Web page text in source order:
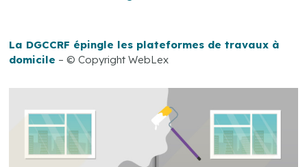
La DGCCRF épingle les plateformes de travaux à
domicile – © Copyright WebLex